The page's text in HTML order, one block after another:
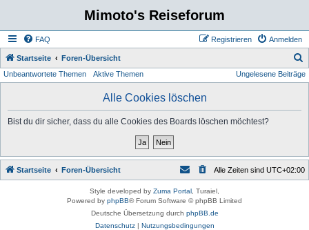
Mimoto's Reiseforum
FAQ Anmelden
Registrieren
Startseite Foren-Übersicht
u
Unbeantwortete Themen Aktive Themen Ungelesene Beiträge
Alle Cookies löschen
Bist du dir sicher, dass du alle Cookies des Boards löschen möchtest?
Startseite Foren-Übersicht Alle Zeiten sind UTC+02:00
Style developed by Zuma Portal , Turaiel,
Powered by phpBB® Forum Software © phpBB Limited
Deutsche Übersetzung durch phpBB.de
Datenschutz| Nutzungsbedingungen